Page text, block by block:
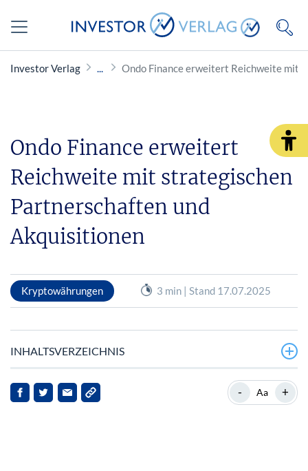
Investor Verlag Ondo Finance erweitert Reichweite mit
Ondo Finance erweitert
Reichweite mit strategischen
Partnerschaften und
Akquisitionen
Kryptowährungen 3 min | Stand 17.07.2025
INHALTSVERZEICHNIS
Strategische Partnerschaften und Akquisitionen
- Aa +